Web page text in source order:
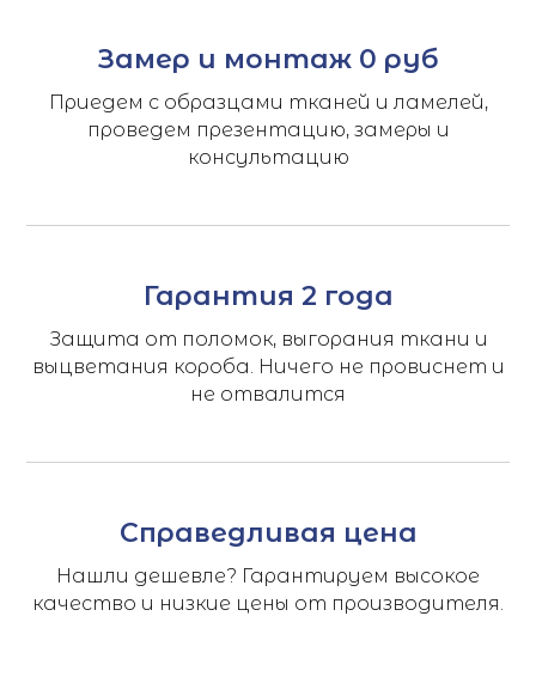
Замер и монтаж 0 руб
Приедем с образцами тканей и ламелей,
проведем презентацию, замеры и
консультацию
Гарантия 2 года
Защита от поломок, выгорания ткани и
выцветания короба. Ничего не провиснет и
не отвалится
Справедливая цена
Нашли дешевле? Гарантируем высокое
качество и низкие цены от производителя.